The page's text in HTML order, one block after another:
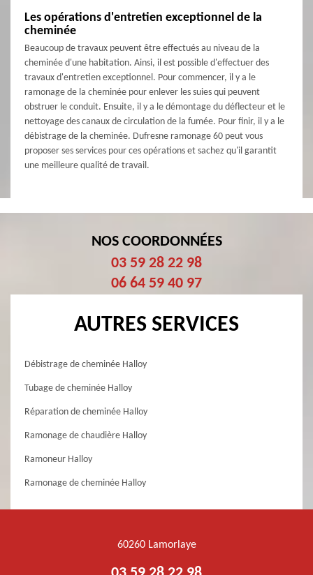
Les opérations d'entretien exceptionnel de la
cheminée
Beaucoup de travaux peuvent être effectués au niveau de la
cheminée d'une habitation. Ainsi, il est possible d'effectuer des
travaux d'entretien exceptionnel. Pour commencer, il y a le
ramonage de la cheminée pour enlever les suies qui peuvent
obstruer le conduit. Ensuite, il y a le démontage du déflecteur et le
nettoyage des canaux de circulation de la fumée. Pour finir, il y a le
débistrage de la cheminée. Dufresne ramonage 60 peut vous
proposer ses services pour ces opérations et sachez qu'il garantit
une meilleure qualité de travail.
NOS COORDONNÉES
03 59 28 22 98
06 64 59 40 97
AUTRES SERVICES
Débistrage de cheminée Halloy
Tubage de cheminée Halloy
Réparation de cheminée Halloy
Ramonage de chaudière Halloy
Ramoneur Halloy
Ramonage de cheminée Halloy
60260 Lamorlaye